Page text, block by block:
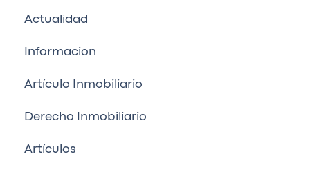
Actualidad
Informacion
Artículo Inmobiliario
Derecho Inmobiliario
Artículos